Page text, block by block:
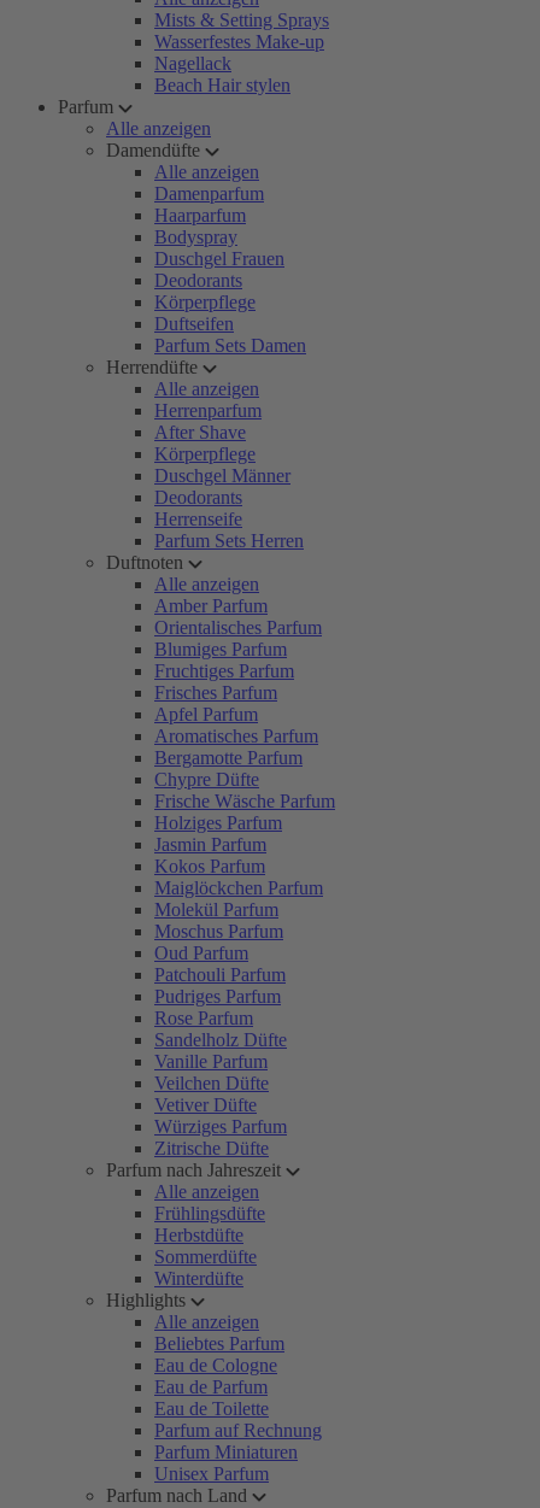
Mists & Setting Sprays
Wasserfestes Make-up
Nagellack
Beach Hair stylen
Parfum
Alle anzeigen
Damendüfte
Alle anzeigen
Damenparfum
Haarparfum
Bodyspray
Duschgel Frauen
Deodorants
Körperpflege
Duftseifen
Parfum Sets Damen
Herrendüfte
Alle anzeigen
Herrenparfum
After Shave
Körperpflege
Duschgel Männer
Deodorants
Herrenseife
Parfum Sets Herren
Duftnoten
Alle anzeigen
Amber Parfum
Orientalisches Parfum
Blumiges Parfum
Fruchtiges Parfum
Frisches Parfum
Apfel Parfum
Aromatisches Parfum
Bergamotte Parfum
Chypre Düfte
Frische Wäsche Parfum
Holziges Parfum
Jasmin Parfum
Kokos Parfum
Maiglöckchen Parfum
Molekül Parfum
Moschus Parfum
Oud Parfum
Patchouli Parfum
Pudriges Parfum
Rose Parfum
Sandelholz Düfte
Vanille Parfum
Veilchen Düfte
Vetiver Düfte
Würziges Parfum
Zitrische Düfte
Parfum nach Jahreszeit
Alle anzeigen
Frühlingsdüfte
Herbstdüfte
Sommerdüfte
Winterdüfte
Highlights
Alle anzeigen
Beliebtes Parfum
Eau de Cologne
Eau de Parfum
Eau de Toilette
Parfum auf Rechnung
Parfum Miniaturen
Unisex Parfum
Parfum nach Land